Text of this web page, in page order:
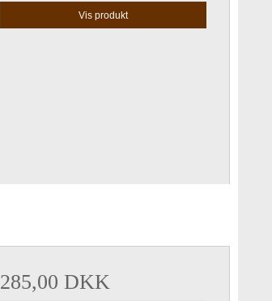
Vis produkt
285,00 DKK